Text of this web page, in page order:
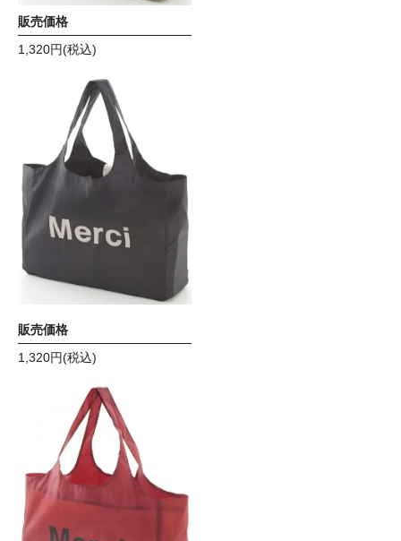
販売価格
1,320円(税込)
メルシー エコバック ブラ
販売価格
1,320円(税込)